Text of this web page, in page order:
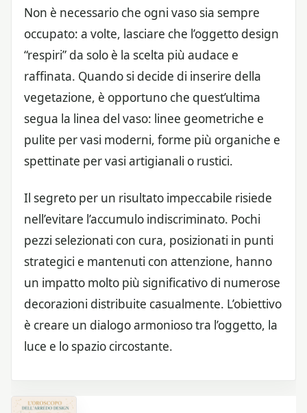
Non è necessario che ogni vaso sia sempre
occupato: a volte, lasciare che l’oggetto design
“respiri” da solo è la scelta più audace e
raffinata. Quando si decide di inserire della
vegetazione, è opportuno che quest’ultima
segua la linea del vaso: linee geometriche e
pulite per vasi moderni, forme più organiche e
spettinate per vasi artigianali o rustici.
Il segreto per un risultato impeccabile risiede
nell’evitare l’accumulo indiscriminato. Pochi
pezzi selezionati con cura, posizionati in punti
strategici e mantenuti con attenzione, hanno
un impatto molto più significativo di numerose
decorazioni distribuite casualmente. L’obiettivo
è creare un dialogo armonioso tra l’oggetto, la
luce e lo spazio circostante.